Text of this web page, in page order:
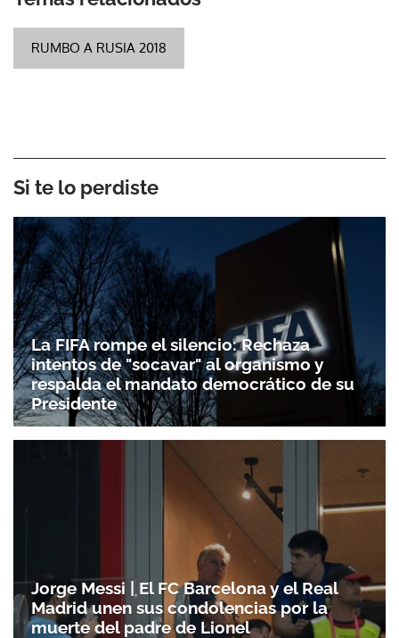
RUMBO A RUSIA 2018
Si te lo perdiste
La FIFA rompe el silencio: Rechaza
intentos de "socavar" al organismo y
respalda el mandato democrático de su
Presidente
Jorge Messi | El FC Barcelona y el Real
Madrid unen sus condolencias por la
muerte del padre de Lionel